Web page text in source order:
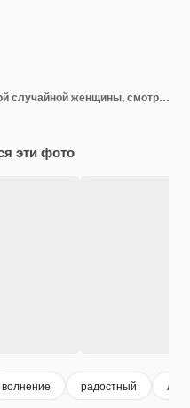
Портрет удивленной молодой случайной женщины, смотрящей на ноутбук
эти фото
волнение радостный